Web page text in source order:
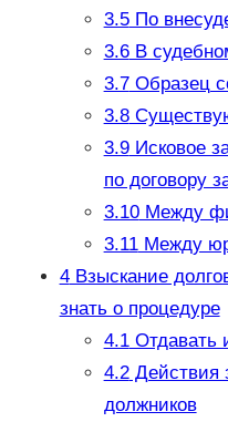
3.5По
3.6В
3.7Образец
3.8
3.9Исковое
по договору
3.10Между
3.11Между
4Взыскание
знать о процедуре
4.1Отдавать
4.2Действия
должников